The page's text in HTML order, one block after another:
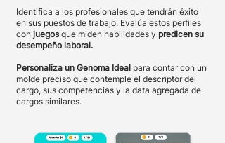
Identifica a los profesionales que tendrán éxito
en sus puestos de trabajo. Evalúa estos perfiles
con juegos que miden habilidades y predicen su
desempeño laboral.
Personaliza un Genoma Ideal para contar con un
molde preciso que contemple el descriptor del
cargo, sus competencias y la data agregada de
cargos similares.